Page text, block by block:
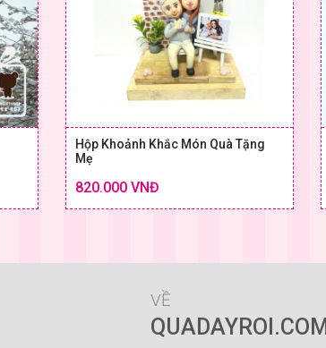
Hộp Khoảnh Khắc Món Quà Tặng
Mẹ
820.000 VNĐ
VỀ
QUADAYROI.COM